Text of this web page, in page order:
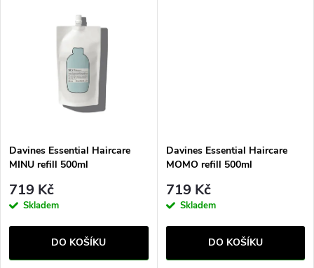
Davines Essential Haircare
MINU refill 500ml
719 Kč
Skladem
DO KOŠÍKU
Davines Essential Haircare
MOMO refill 500ml
719 Kč
Skladem
DO KOŠÍKU